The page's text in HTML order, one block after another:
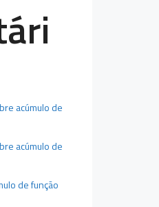
acúmulo de
acúmulo de
de função